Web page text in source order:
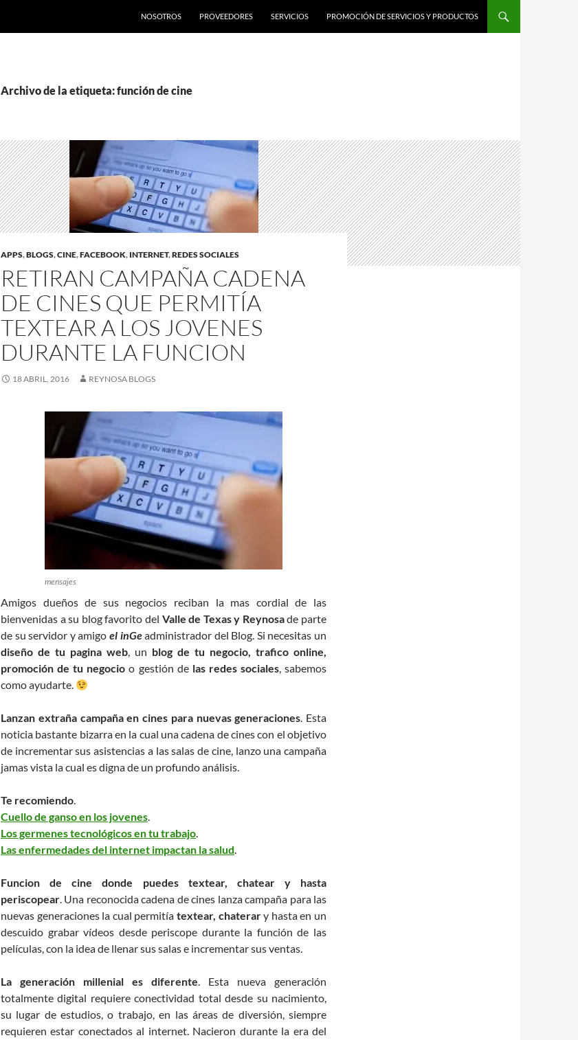
NOSOTROS
PROVEEDORES SERVICIOS PROMOCIÓN DE SERVICIOS Y PRODUCTOS
Archivo de la etiqueta: función de cine
APPS,BLOGS,CINE,FACEBOOK, INTERNET,REDES SOCIALES
RETIRAN CAMPAÑA CADENA
DE CINES QUE PERMITÍA
TEXTEAR A LOS JOVENES
DURANTE LA FUNCION
18 ABRIL, 2016 REYNOSA BLOGS
mensajes
Amigos dueños de sus negocios reciban la mas cordial de las
bienvenidas a su blog favorito del Valle de Texas y Reynosade parte
de su servidor y amigo el inGeadministrador del Blog. Si necesitas un
diseño de tu pagina web, un blog de tu negocio, trafico online,
promoción de tu negocio o gestión de las redes sociales, sabemos
como ayudarte.
Lanzan extraña campaña en cines para nuevas generaciones. Esta
noticia bastante bizarra en la cual una cadena de cines con el objetivo
de incrementar sus asistencias a las salas de cine, lanzo una campaña
jamas vista la cual es digna de un profundo análisis.
Te recomiendo.
Cuello de ganso en los jovenes.
Los germenes tecnológicos en tu trabajo.
Las enfermedades del internet impactan la salud.
Funcion de cine donde puedes textear, chatear y hasta
periscopear. Una reconocida cadena de cines lanza campaña para las
nuevas generaciones la cual permitía textear, chaterary hasta en un
descuido grabar vídeos desde periscope durante la función de las
películas, con la idea de llenar sus salas e incrementar sus ventas.
La generación millenial es diferente. Esta nueva generación
totalmente digital requiere conectividad total desde su nacimiento,
su lugar de estudios, o trabajo, en las áreas de diversión, siempre
requieren estar conectados al internet. Nacieron durante la era del